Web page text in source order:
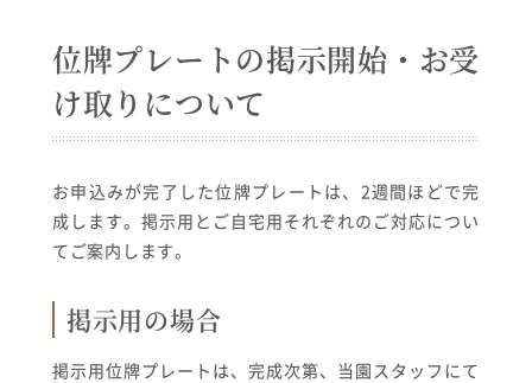
位牌プレートの掲示開始・お受
け取りについて
お申込みが完了した位牌プレートは、2週間ほどで完
成します。掲示用とご自宅用それぞれのご対応につい
てご案内します。
掲示用の場合
掲示用位牌プレートは、完成次第、当園スタッフにて